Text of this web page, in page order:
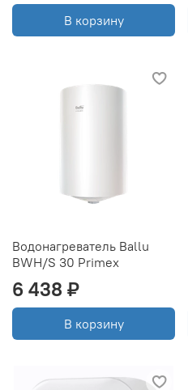
В корзину
Водонагреватель Ballu
BWH/S 30 Primex
6 438 ₽
В корзину